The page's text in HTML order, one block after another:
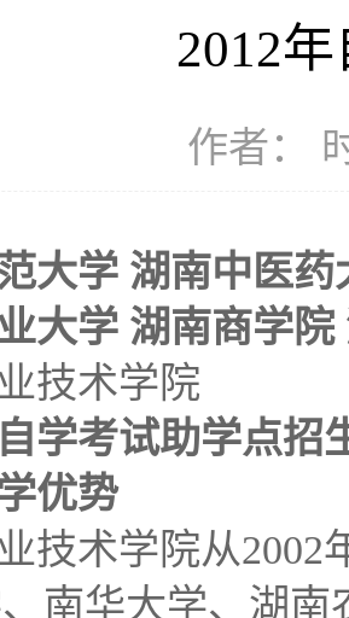
2012
作者：
大学 湖南中医药
大学 湖南商学院
技术学院
学考试助学点招
优势
技术学院从2002
南华大学、湖